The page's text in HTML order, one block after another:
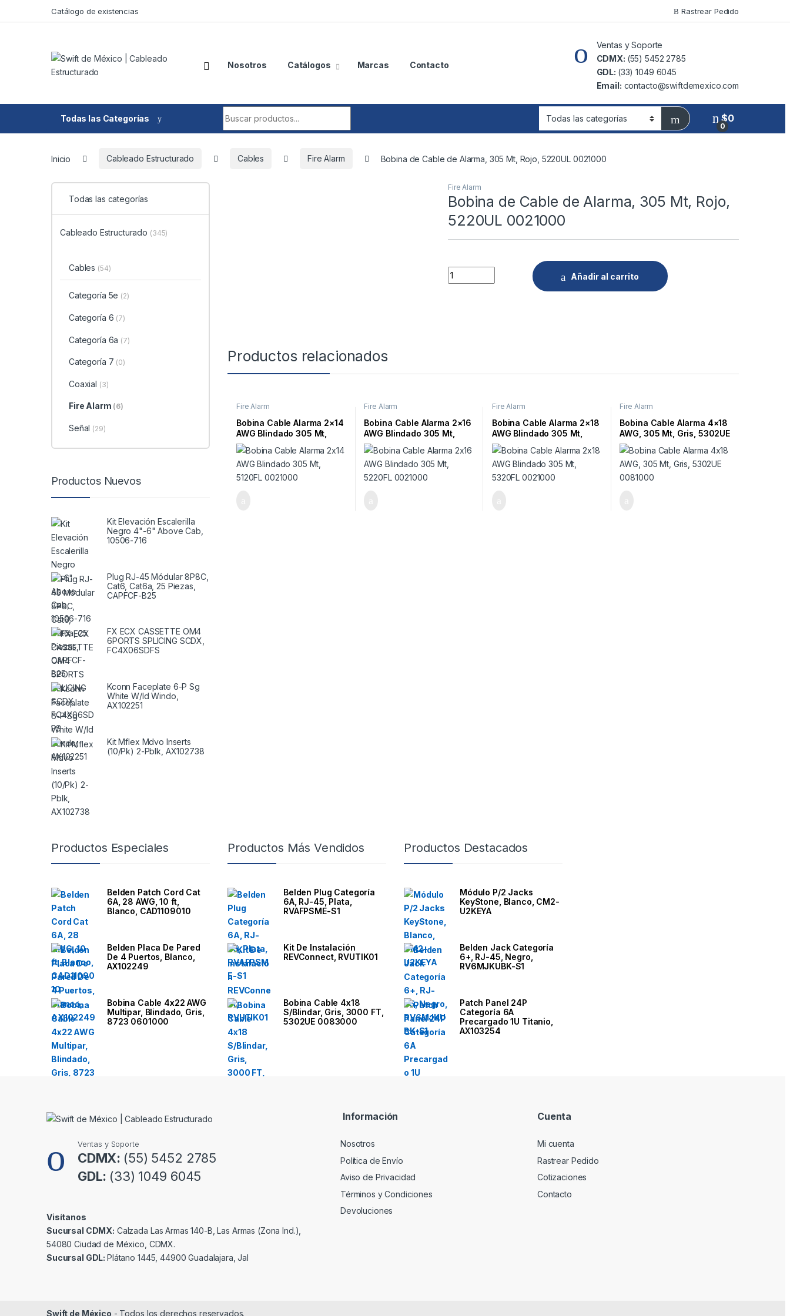
Skip to navigationCatálogo de existencias Rastrear Pedido
Nosotros Catálogos Marcas Contacto
Ventas y Soporte
CDMX: (55) 5452 2785
GDL: (33) 1049 6045
Email: contacto@swiftdemexico.com
Todas las Categorías
0
$0
Inicio Cableado Estructurado Cables Fire Alarm Bobina de Cable de Alarma, 305 Mt, Rojo, 5220UL 0021000
Fire Alarm
Bobina de Cable de Alarma, 305 Mt, Rojo,
5220UL 0021000
Quantity
Añadir al carrito
Productos relacionados
Fire Alarm
Bobina Cable Alarma 2×14
AWG Blindado 305 Mt,
5120FL 0021000
Fire Alarm
Bobina Cable Alarma 2×16
AWG Blindado 305 Mt,
5220FL 0021000
Fire Alarm
Bobina Cable Alarma 2×18
AWG Blindado 305 Mt,
5320FL 0021000
Fire Alarm
Bobina Cable Alarma 4×18
AWG, 305 Mt, Gris, 5302UE
0081000
Todas las categorías
Cableado Estructurado (345)
Cables (54)
Categoría 5e (2)
Categoría 6 (7)
Categoría 6a (7)
Categoría 7 (0)
Coaxial (3)
Fire Alarm (6)
Señal (29)
Productos Nuevos
Kit Elevación Escalerilla
Negro 4"-6" Above Cab,
10506-716
Plug RJ-45 Módular 8P8C,
Cat6, Cat6a, 25 Piezas,
CAPFCF-B25
FX ECX CASSETTE OM4
6PORTS SPLICING SCDX,
FC4X06SDFS
Kconn Faceplate 6-P Sg
White W/Id Windo,
AX102251
Kit Mflex Mdvo Inserts
(10/Pk) 2-Pblk, AX102738
Productos Especiales
Belden Patch Cord Cat
6A, 28 AWG, 10 ft,
Blanco, CAD1109010
Belden Placa De Pared
De 4 Puertos, Blanco,
AX102249
Bobina Cable 4x22 AWG
Multipar, Blindado, Gris,
8723 0601000
Productos Más Vendidos
Belden Plug Categoría
6A, RJ-45, Plata,
RVAFPSME-S1
Kit De Instalación
REVConnect, RVUTIK01
Bobina Cable 4x18
S/Blindar, Gris, 3000 FT,
5302UE 0083000
Productos Destacados
Módulo P/2 Jacks
KeyStone, Blanco, CM2-
U2KEYA
Belden Jack Categoría
6+, RJ-45, Negro,
RV6MJKUBK-S1
Patch Panel 24P
Categoría 6A
Precargado 1U Titanio,
AX103254
Ventas y Soporte
CDMX: (55) 5452 2785
GDL: (33) 1049 6045
Visítanos
Sucursal CDMX: Calzada Las Armas 140-B, Las Armas (Zona Ind.),
54080 Ciudad de México, CDMX.
Sucursal GDL:Plátano 1445, 44900 Guadalajara, Jal
Información
Nosotros
Política de Envío
Aviso de Privacidad
Términos y Condiciones
Devoluciones
Cuenta
Mi cuenta
Rastrear Pedido
Cotizaciones
Contacto
Swift de México - Todos los derechos reservados.